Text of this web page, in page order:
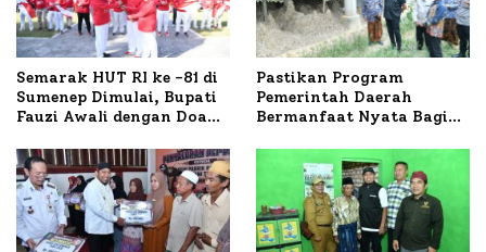
Semarak HUT RI ke -81 di
Sumenep Dimulai, Bupati
Fauzi Awali dengan Doa
Terbakar
Pastikan Program
Pemerintah Daerah
Bermanfaat Nyata Bagi
Sumenep Tinjau Langsung
Budidaya Lele dan Ayam
Petelur di Desa Bataal
Timur